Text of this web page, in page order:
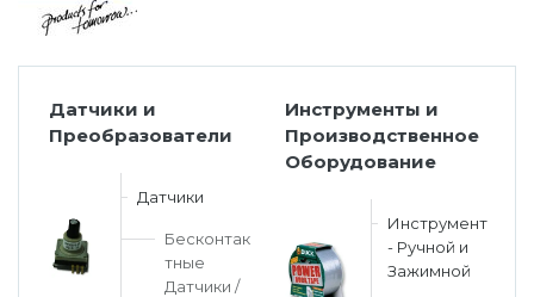
Датчики и
Преобразователи
Датчики
Бесконтак
тные
Датчики /
Инструменты и
Производственное
Оборудование
Инструмент
- Ручной и
Зажимной